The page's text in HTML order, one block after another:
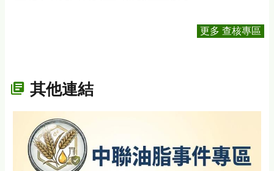
更多 查核專區
其他連結